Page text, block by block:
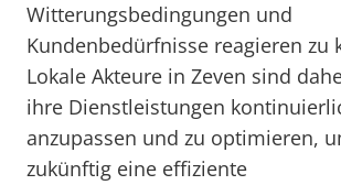
Witterungsbedingungen und
Kundenbedürfnisse reagieren zu
Lokale Akteure in Zeven sind
ihre Dienstleistungen
anzupassen und zu optimieren,
zukünftig eine effiziente